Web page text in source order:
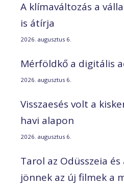
A klímaváltozás a
is átírja
2026. augusztus 6.
Mérföldkő a digitális
2026. augusztus 6.
Visszaesés volt a
havi alapon
2026. augusztus 6.
Tarol az Odüsszeia
jönnek az új filmek a